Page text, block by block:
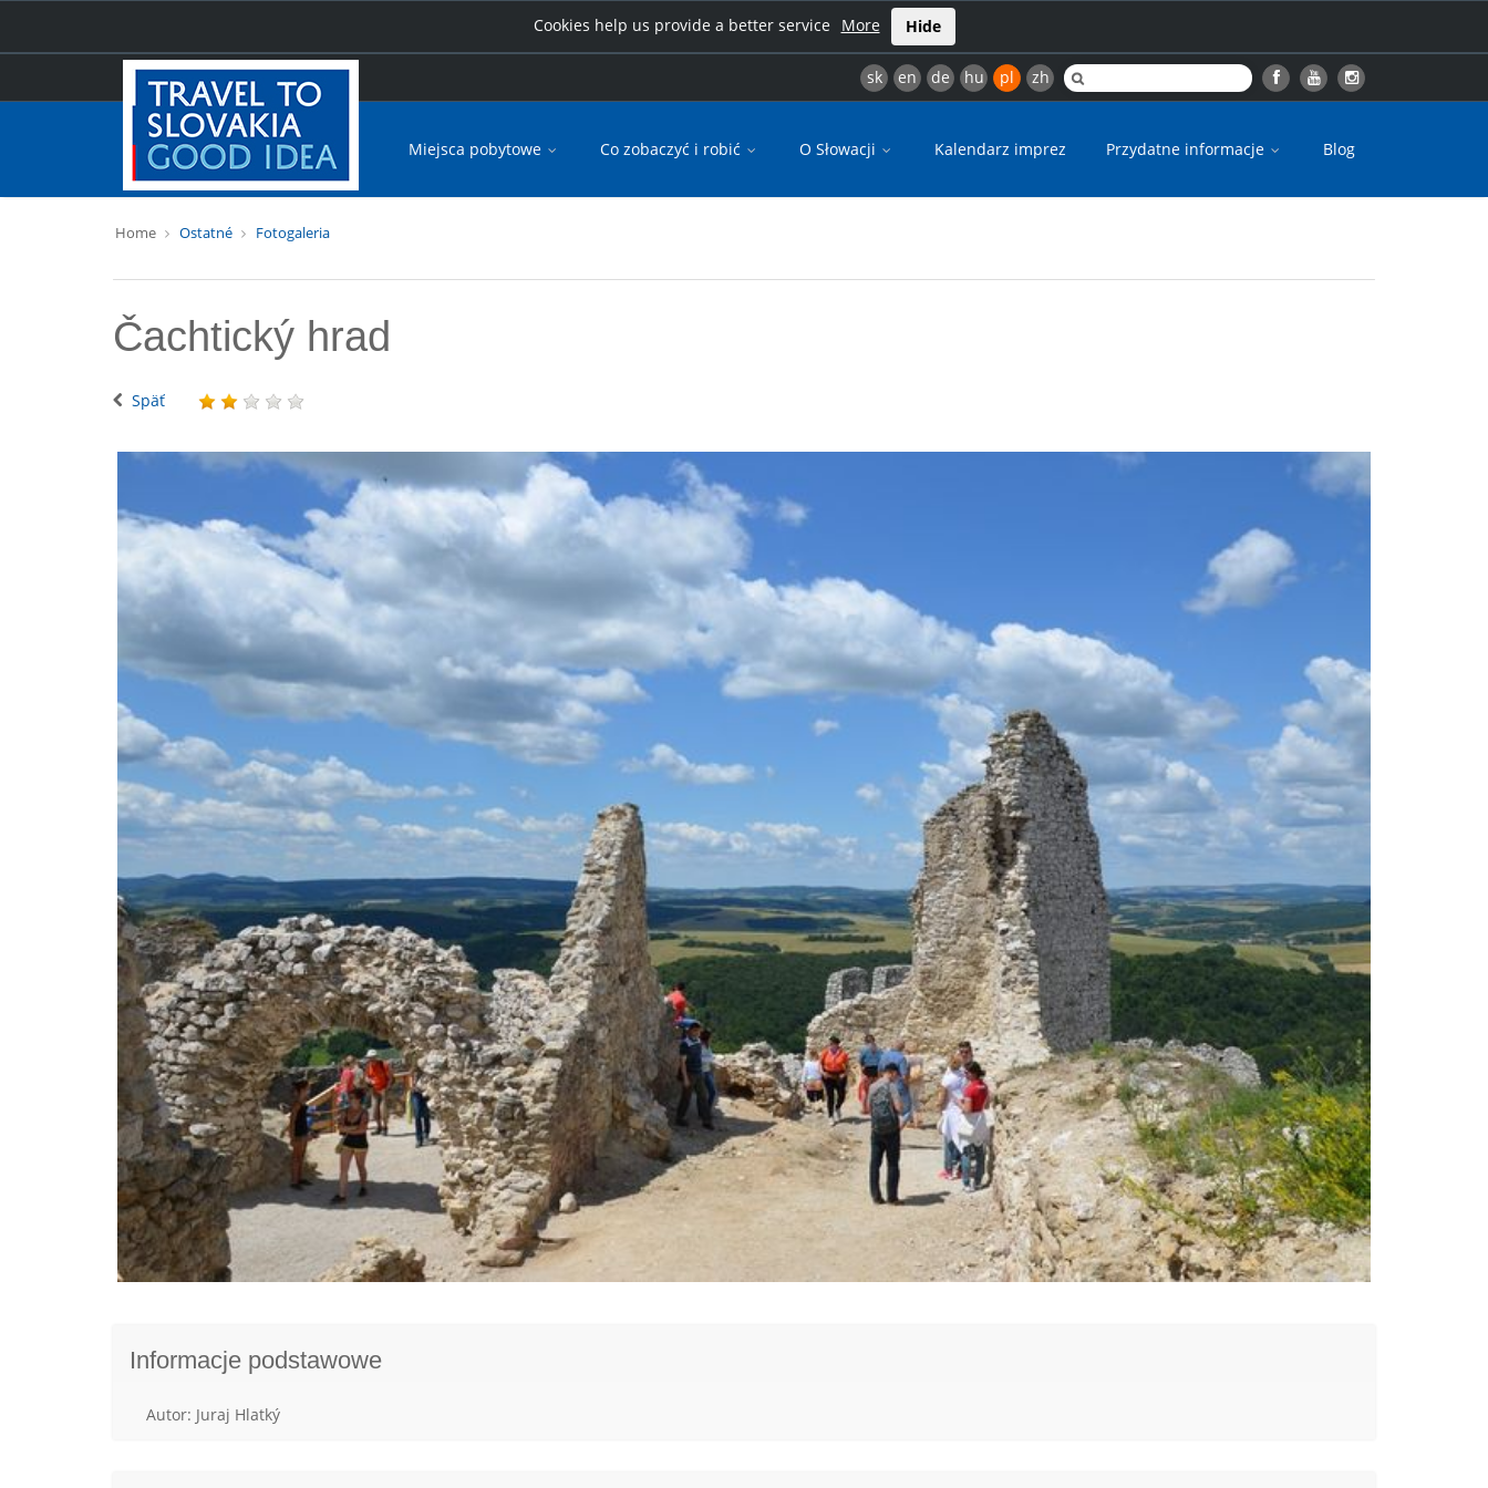
Cookies help us provide a better service More Hide
sk en de hu pl zh
Miejsca pobytowe Co zobaczyć i robić O Słowacji Kalendarz imprez Przydatne informacje Blog
Home Ostatné Fotogaleria
Čachtický hrad
Späť
Informacje podstawowe
Autor: Juraj Hlatký